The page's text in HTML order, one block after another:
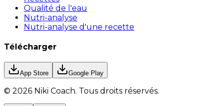
Qualité de l'eau
Nutri-analyse
Nutri-analyse d'une recette
Télécharger
App Store Google Play
© 2026 Niki Coach. Tous droits réservés.